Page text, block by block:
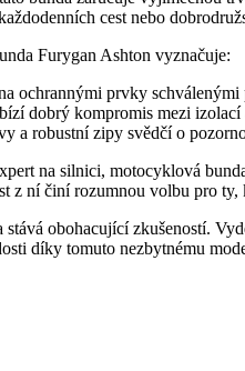
cest nebo
Furygan Ashton vyznačuje:
ochrannými prvky
dobrý kompromis mezi
a robustní zipy svědčí o
na silnici, motocyklová
z ní činí rozumnou volbu pro
stává obohacující zkušeností.
díky tomuto nezbytnému